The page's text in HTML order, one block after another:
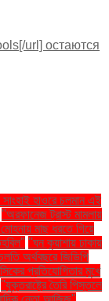
url] остаются
হাওরে চলমান এই
''অরফানেজ ট্রাস্ট মামলায়
মাছ ধরতে গিয়ে
''ঘন কুয়াশায় ঢাকায়
অর্থবছরে জিডিপি
প্রতিযোগিতার মুখে
''যুক্তরাষ্ট্রে তৈরি পিস্তলে